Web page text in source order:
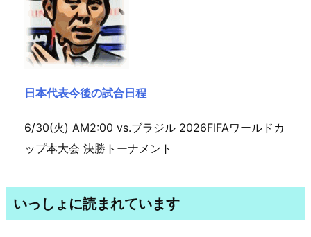
日本代表今後の試合日程
6/30(火) AM2:00 vs.ブラジル 2026FIFAワールドカ
ップ本大会 決勝トーナメント
いっしょに読まれています